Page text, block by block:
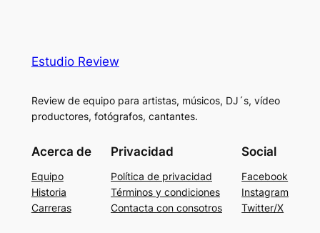
Estudio Review
Review de equipo para artistas, músicos, DJ´s, vídeo
productores, fotógrafos, cantantes.
Acerca de
Equipo
Historia
Carreras
Privacidad
Política de privacidad
Términos y condiciones
Contacta con consotros
Social
Facebook
Instagram
Twitter/X